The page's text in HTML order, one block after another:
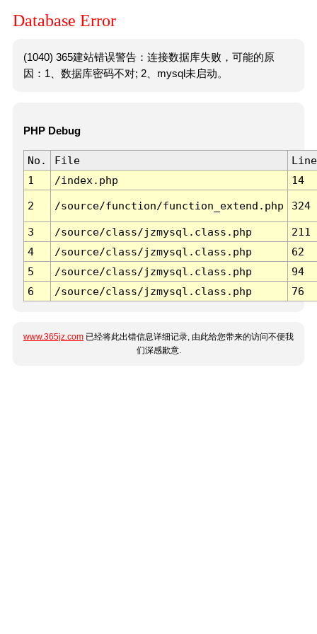
Database Error
(1040) 365建站错误警告：连接数据库失败，可能的原
因：1、数据库密码不对; 2、mysql未启动。
PHP Debug
No. File
Line
1
/index.php 14
2 /source/function/function_extend.php 324
3 /source/class/jzmysql.class.php
211
4
/source/class/jzmysql.class.php
62
5
/source/class/jzmysql.class.php
94
6
/source/class/jzmysql.class.php 76
www.365jz.com 已经将此出错信息详细记录, 由此给您带来的访问不便我
们深感歉意.